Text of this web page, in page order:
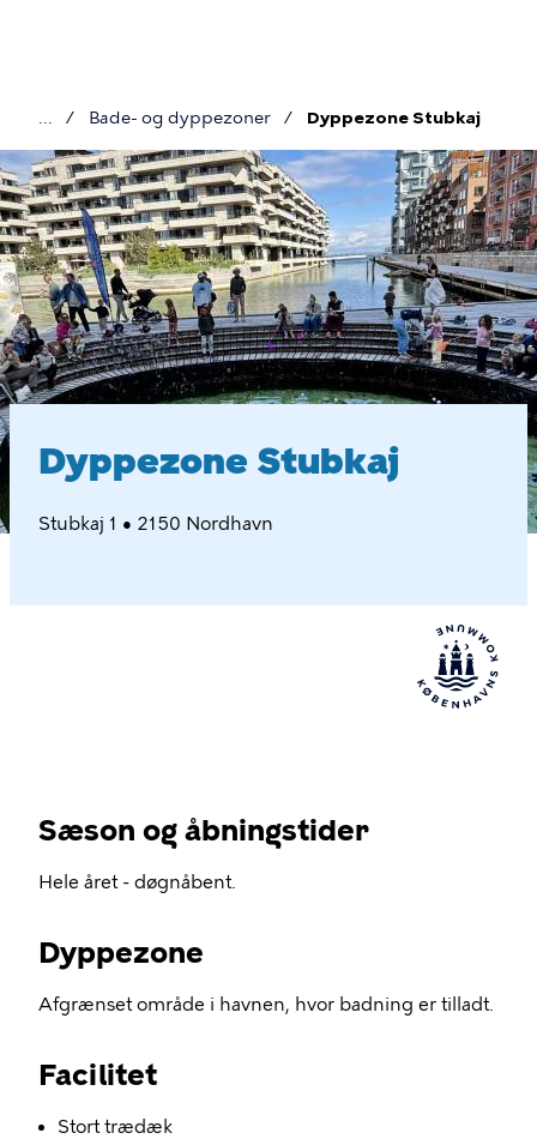
Brødkrumme
Bade- og dyppezoner Dyppezone Stubkaj
Dyppezone
Stubkaj
Dyppezone Stubkaj
Stubkaj 1 • 2150 Nordhavn
Sæson og åbningstider
Hele året - døgnåbent.
Dyppezone
Afgrænset område i havnen, hvor badning er tilladt.
Facilitet
Stort trædæk